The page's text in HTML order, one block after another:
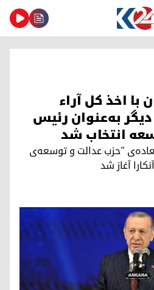
اخذ کل آراء
به‌عنوان رئیس
انتخاب شد
"حزب عدالت و توسعه‌ی